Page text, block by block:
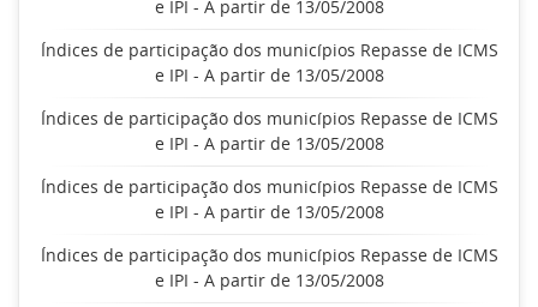
e IPI - A partir de 13/05/2008
Índices de participação dos municípios Repasse de ICMS
e IPI - A partir de 13/05/2008
Índices de participação dos municípios Repasse de ICMS
e IPI - A partir de 13/05/2008
Índices de participação dos municípios Repasse de ICMS
e IPI - A partir de 13/05/2008
Índices de participação dos municípios Repasse de ICMS
e IPI - A partir de 13/05/2008